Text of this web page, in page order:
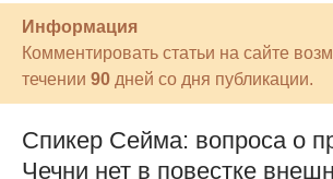
Информация
Комментировать статьи на сайте
течении 90 дней со дня публикации.
Спикер Cейма: вопроса о
Чечни нет в повестке